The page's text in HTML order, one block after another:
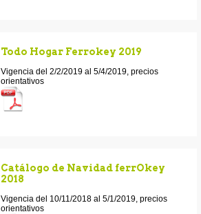
Todo Hogar Ferrokey 2019
Vigencia del 2/2/2019 al 5/4/2019, precios
orientativos
Catálogo de Navidad ferrOkey
2018
Vigencia del 10/11/2018 al 5/1/2019, precios
orientativos